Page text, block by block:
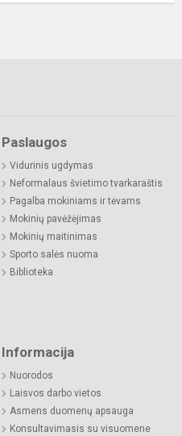
Paslaugos
Vidurinis ugdymas
Neformalaus švietimo tvarkaraštis
Pagalba mokiniams ir tėvams
Mokinių pavėžėjimas
Mokinių maitinimas
Sporto salės nuoma
Biblioteka
Informacija
Nuorodos
Laisvos darbo vietos
Asmens duomenų apsauga
Konsultavimasis su visuomene